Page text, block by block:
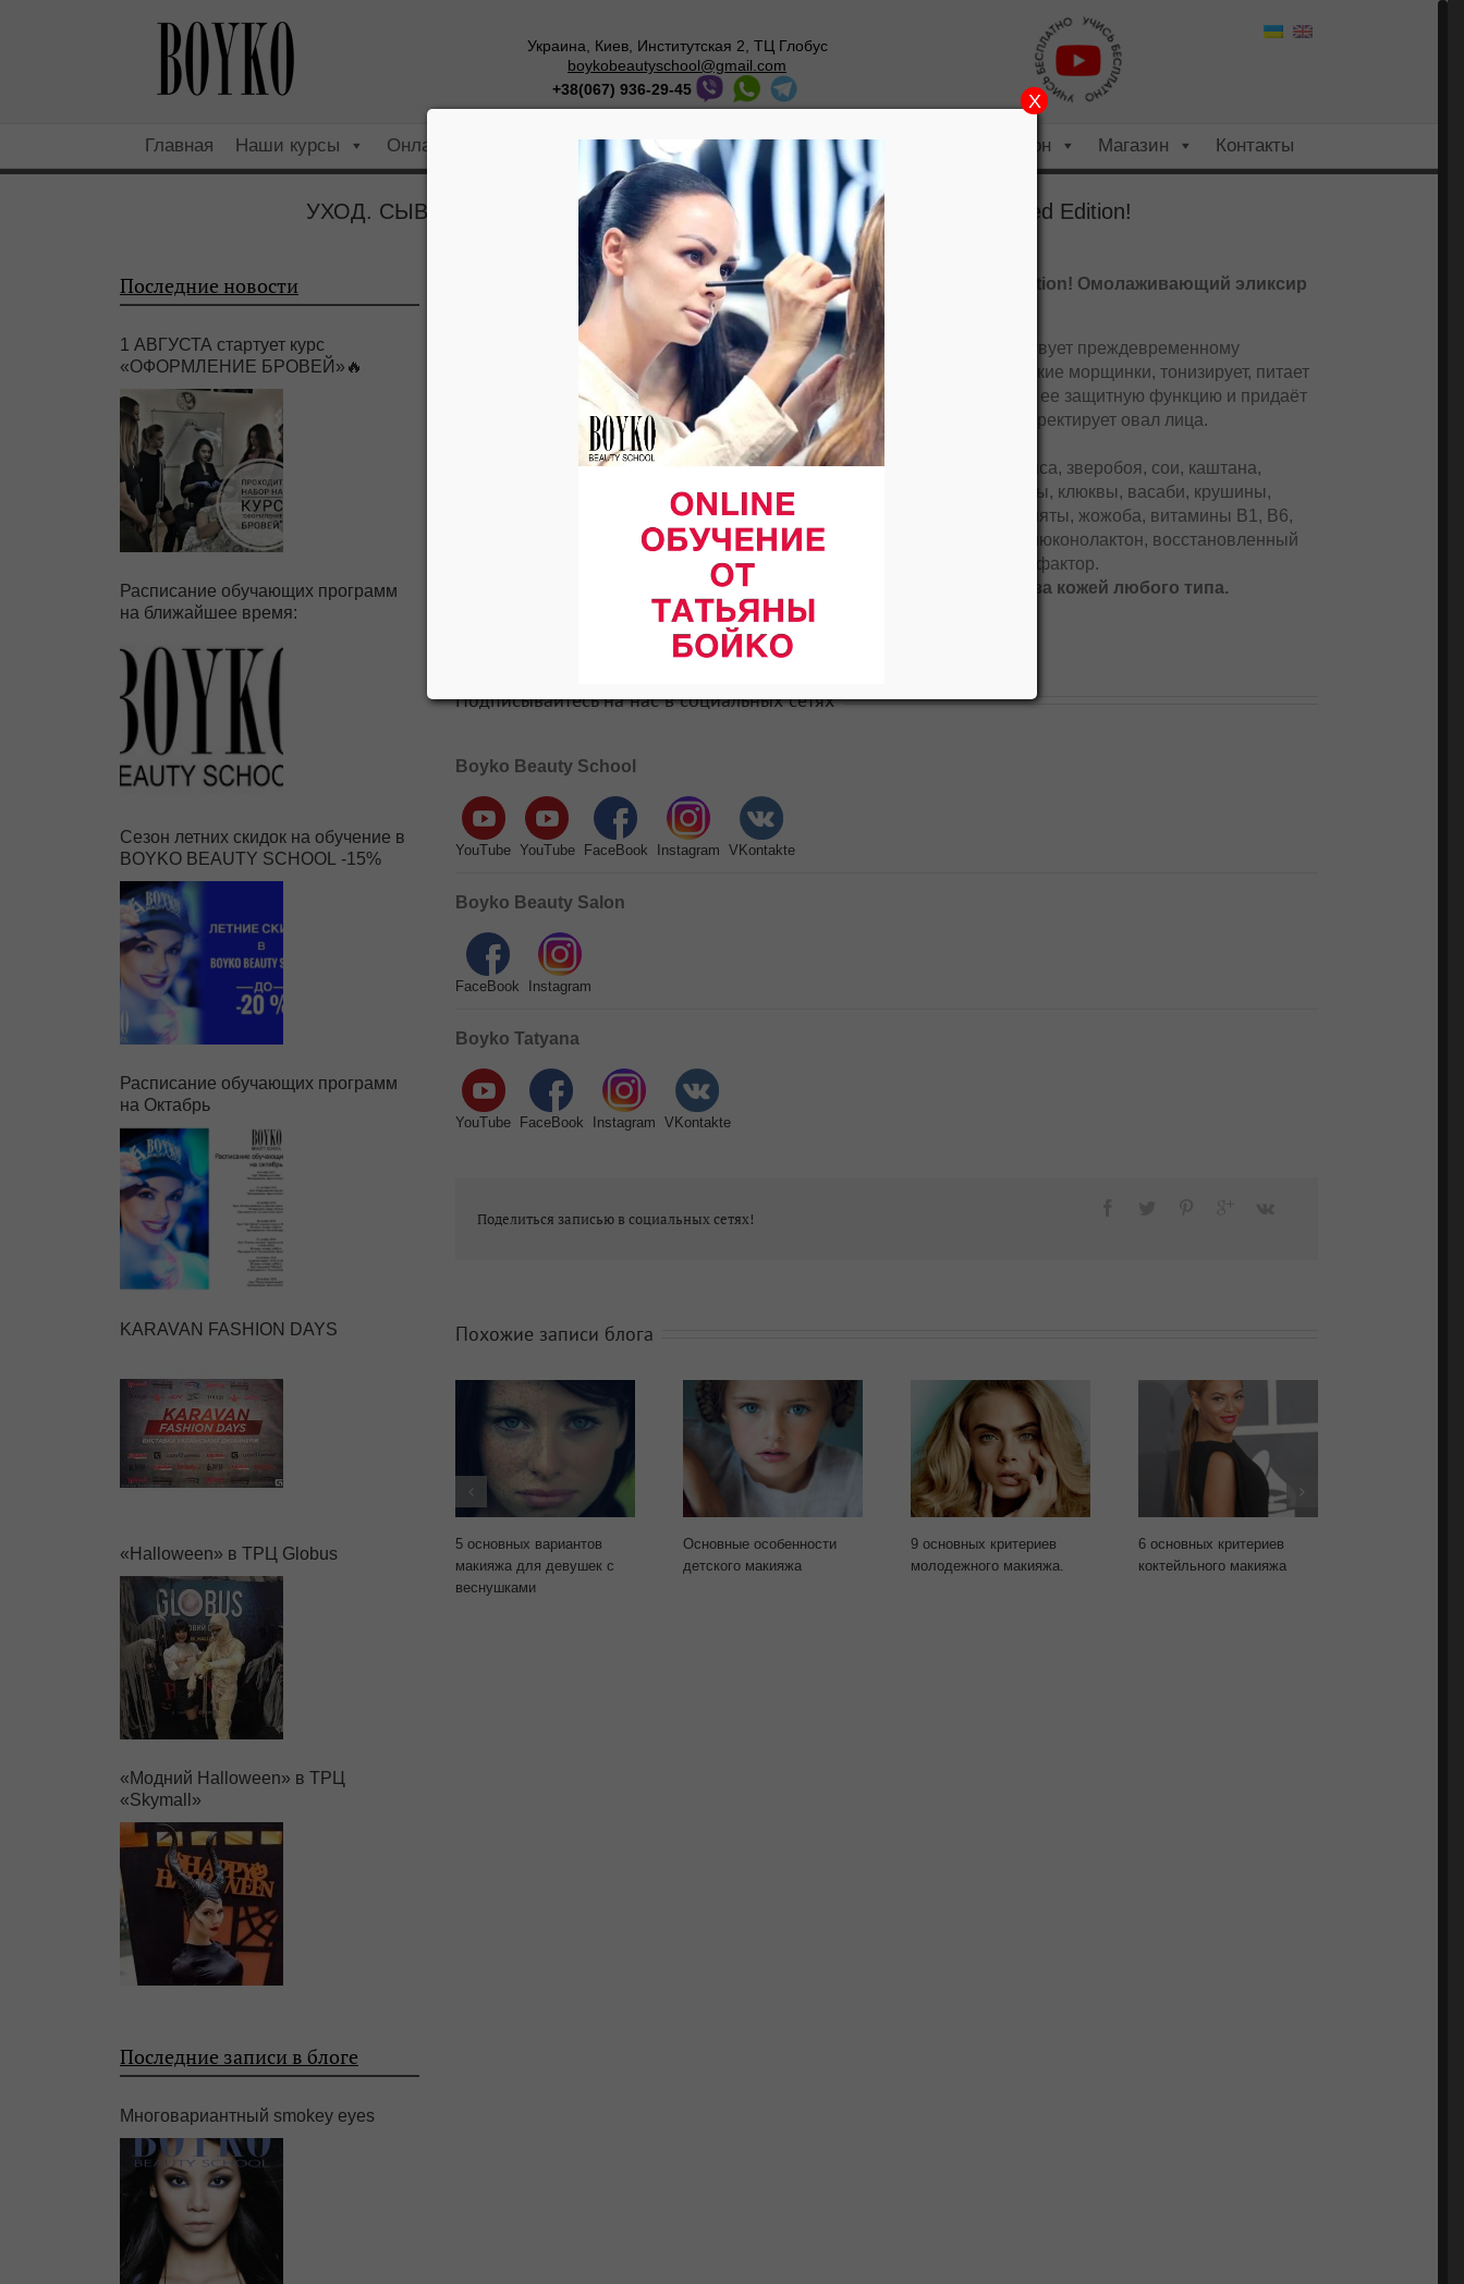
Украина, Киев, Институтская 2, ТЦ Глобус
boykobeautyschool@gmail.com
+38(067) 936-29-45
Главная Наши курсы Онлайн Мастер-классы О школе Галерея Салон Магазин Контакты
УХОД. СЫВОРОТКИ (для завершающего ухода). Le Grand Sérum Limited Edition!
Le Grand Sérum Limited Edition! Омолаживающий эликсир
Действие:
Омолаживает кожу, препятствует преждевременному
старению, разглаживает мелкие морщинки, тонизирует, питает
и увлажняет кожу, усиливает ее защитную функцию и придаёт
ей естественное сияние, корректирует овал лица.
Активные ингредиенты:
Экстракты бузины, гамамелиса, зверобоя, сои, каштана,
терминалии, кресона, мимозы, клюквы, васаби, крушины,
кудзу, огурца, масло тмина, мяты, жожоба, витамины В1, В6,
РР, гиалуроновая кислота, глюконолактон, восстановленный
натуральный увлажняющий фактор.
Рекомендуется для ухода за кожей любого типа.
Подписывайтесь на нас в социальных сетях
Boyko Beauty School
YouTube YouTube FaceBook Instagram VKontakte
Boyko Beauty Salon
FaceBook Instagram
Boyko Tatyana
YouTube FaceBook Instagram VKontakte
Поделиться записью в социальных сетях!
Похожие записи блога
5 основных вариантов
макияжа для девушек с
веснушками
Основные особенности
детского макияжа
9 основных критериев
молодежного макияжа.
6 основных критериев
коктейльного макияжа
Последние новости
1 АВГУСТА стартует курс
«ОФОРМЛЕНИЕ БРОВЕЙ»🔥
Расписание обучающих программ
на ближайшее время:
Сезон летних скидок на обучение в
BOYKO BEAUTY SCHOOL -15%
Расписание обучающих программ
на Октабрь
KARAVAN FASHION DAYS
«Halloween» в ТРЦ Globus
«Модний Halloween» в ТРЦ
«Skymall»
Последние записи в блоге
Многовариантный smokey eyes
X